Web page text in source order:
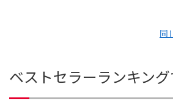
同
ベストセラーランキン